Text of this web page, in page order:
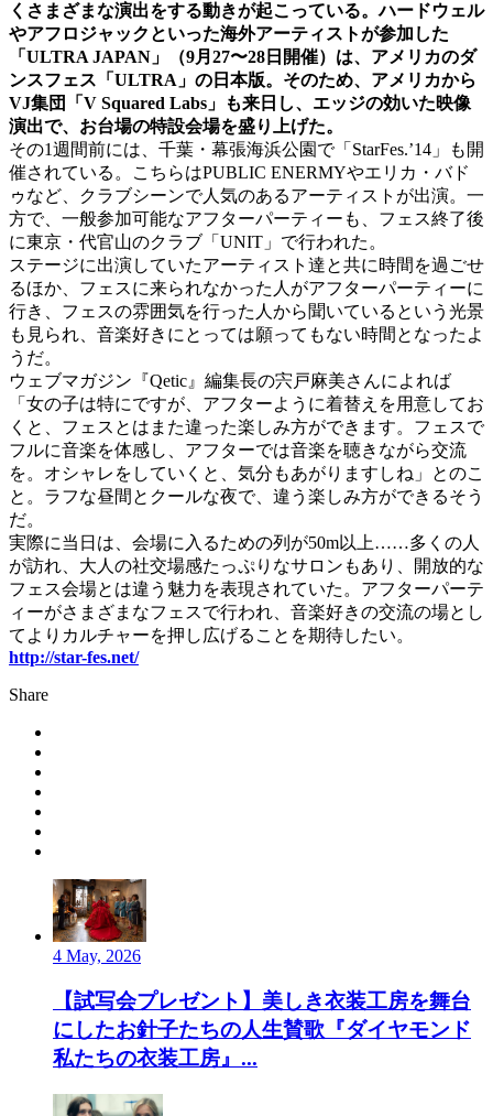
くさまざまな演出をする動きが起こっている。ハードウェル
やアフロジャックといった海外アーティストが参加した
「ULTRA JAPAN」（9月27〜28日開催）は、アメリカのダ
ンスフェス「ULTRA」の日本版。そのため、アメリカから
VJ集団「V Squared Labs」も来日し、エッジの効いた映像
演出で、お台場の特設会場を盛り上げた。
その1週間前には、千葉・幕張海浜公園で「StarFes.’14」も開
催されている。こちらはPUBLIC ENERMYやエリカ・バド
ゥなど、クラブシーンで人気のあるアーティストが出演。一
方で、一般参加可能なアフターパーティーも、フェス終了後
に東京・代官山のクラブ「UNIT」で行われた。
ステージに出演していたアーティスト達と共に時間を過ごせ
るほか、フェスに来られなかった人がアフターパーティーに
行き、フェスの雰囲気を行った人から聞いているという光景
も見られ、音楽好きにとっては願ってもない時間となったよ
うだ。
ウェブマガジン『Qetic』編集長の宍戸麻美さんによれば
「女の子は特にですが、アフターように着替えを用意してお
くと、フェスとはまた違った楽しみ方ができます。フェスで
フルに音楽を体感し、アフターでは音楽を聴きながら交流
を。オシャレをしていくと、気分もあがりますしね」とのこ
と。ラフな昼間とクールな夜で、違う楽しみ方ができるそう
だ。
実際に当日は、会場に入るための列が50m以上……多くの人
が訪れ、大人の社交場感たっぷりなサロンもあり、開放的な
フェス会場とは違う魅力を表現されていた。アフターパーテ
ィーがさまざまなフェスで行われ、音楽好きの交流の場とし
てよりカルチャーを押し広げることを期待したい。
http://star-fes.net/
Share
4 May, 2026
【試写会プレゼント】美しき衣装工房を舞台
にしたお針子たちの人生賛歌『ダイヤモンド
私たちの衣装工房』...